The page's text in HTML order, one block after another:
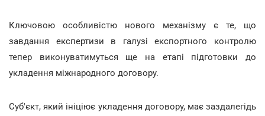
Ключовою особливістю нового механізму є те, що
завдання експертизи в галузі експортного контролю
тепер виконуватимуться ще на етапі підготовки до
укладення міжнародного договору.
Суб'єкт, який ініціює укладення договору, має заздалегідь